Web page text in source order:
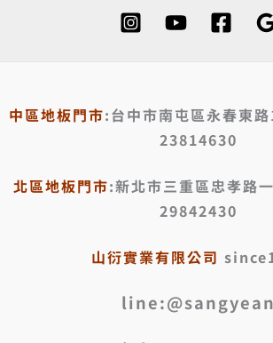
中區地板門市:台中市南屯區永春東
23814630
北區地板門市:新北市三重區忠孝路
29842430
山衍實業有限公司
line:@sangyean